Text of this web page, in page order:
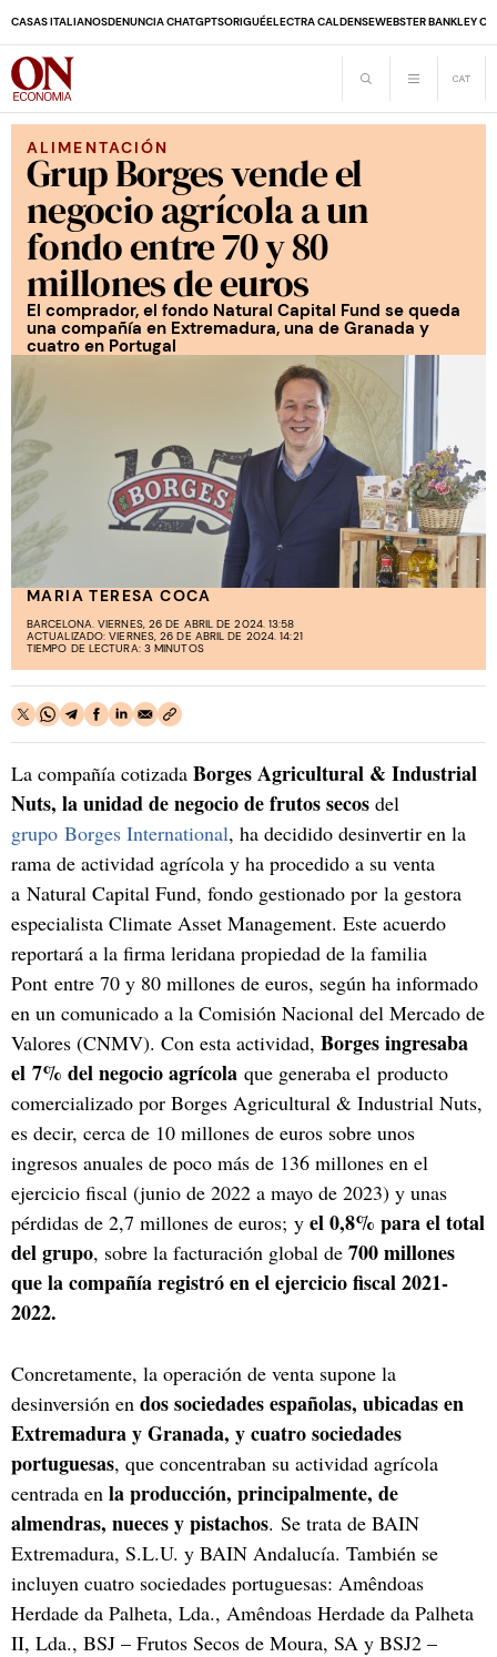
CASAS ITALIANOSDENUNCIA CHATGPTSORIGUÉELECTRA CALDENSEWEBSTER BANKLEY
ALIMENTACIÓN
Grup Borges vende el
negocio agrícola a un
fondo entre 70 y 80
millones de euros
El comprador, el fondo Natural Capital Fund se queda
una compañía en Extremadura, una de Granada y
cuatro en Portugal
MARIA TERESA COCA
BARCELONA. VIERNES, 26 DE ABRIL DE 2024. 13:58
ACTUALIZADO: VIERNES, 26 DE ABRIL DE 2024. 14:21
TIEMPO DE LECTURA: 3 MINUTOS
La compañía cotizada Borges Agricultural & Industrial
Nuts, la unidad de negocio de frutos secos del
grupo Borges International, ha decidido desinvertir en la
rama de actividad agrícola y ha procedido a su venta
a Natural Capital Fund, fondo gestionado por la gestora
especialista Climate Asset Management. Este acuerdo
reportará a la firma leridana propiedad de la familia
Pont entre 70 y 80 millones de euros, según ha informado
en un comunicado a la Comisión Nacional del Mercado de
Valores (CNMV). Con esta actividad, Borges ingresaba
el 7% del negocio agrícola que generaba el producto
comercializado por Borges Agricultural & Industrial Nuts,
es decir, cerca de 10 millones de euros sobre unos
ingresos anuales de poco más de 136 millones en el
ejercicio fiscal (junio de 2022 a mayo de 2023) y unas
pérdidas de 2,7 millones de euros; y el 0,8% para el total
del grupo, sobre la facturación global de 700 millones
que la compañía registró en el ejercicio fiscal 2021-
2022.
Concretamente, la operación de venta supone la
desinversión en dos sociedades españolas, ubicadas en
Extremadura y Granada, y cuatro sociedades
portuguesas, que concentraban su actividad agrícola
centrada en la producción, principalmente, de
almendras, nueces y pistachos. Se trata de BAIN
Extremadura, S.L.U. y BAIN Andalucía. También se
incluyen cuatro sociedades portuguesas: Amêndoas
Herdade da Palheta, Lda., Amêndoas Herdade da Palheta
II, Lda., BSJ – Frutos Secos de Moura, SA y BSJ2 –